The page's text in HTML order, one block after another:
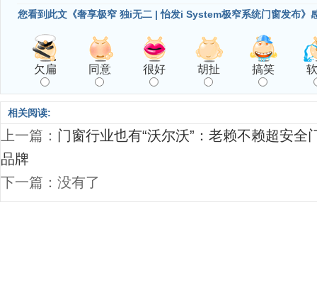
您看到此文《奢享极窄 独i无二 | 怡发i System极窄系统门窗发布》
欠扁 同意 很好 胡扯 搞笑
相关阅读:
上一篇： 门窗行业也有“沃尔沃”：老赖不赖超安全
品牌
下一篇：没有了